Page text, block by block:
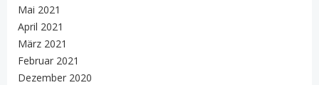
Mai 2021
April 2021
März 2021
Februar 2021
Dezember 2020